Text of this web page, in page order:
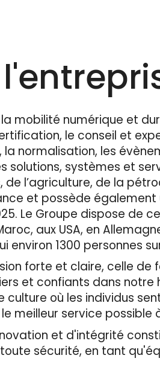
mobilité numérique et
le conseil et
normalisation, les
solutions, systèmes et
l’agriculture, de la
et possède
Le Groupe dispose de
aux USA, en
environ 1300 personnes
forte et claire, celle de
et confiants dans
culture où les individus
meilleur service possible
et d'intégrité
sécurité, en tant